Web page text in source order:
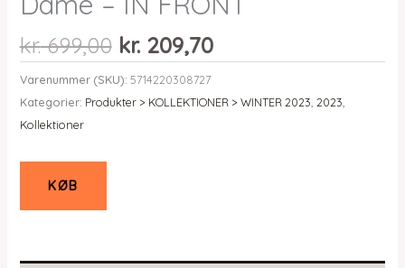
kr.699,00 Den
oprindelige
pris
var:
kr.209,70Den
aktuelle
er:
Varenummer (SKU): 5714220308727
Kategorier: Produkter > KOLLEKTIONER > WINTER 2023 2023
Kollektioner
KØB